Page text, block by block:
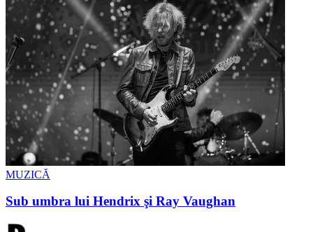
MUZICĂ
Sub umbra lui Hendrix şi Ray Vaughan